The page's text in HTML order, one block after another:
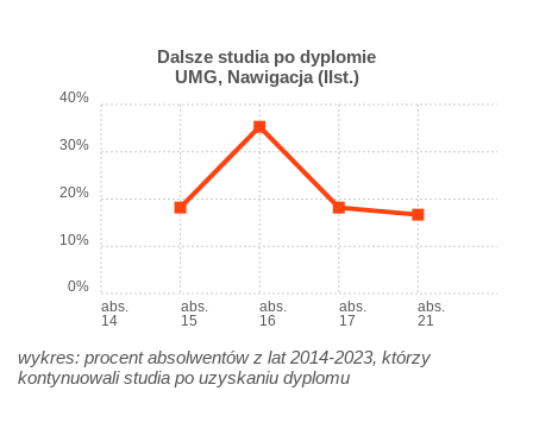
Dalsze studia po dyplomie
UMG, Nawigacja (IIst.)
abs.
14
abs.
15
abs.
16
abs.
17
abs.
21
0%
10%
20%
30%
40%
wykres: procent absolwentów z lat 2014-2023, którzy
kontynuowali studia po uzyskaniu dyplomu